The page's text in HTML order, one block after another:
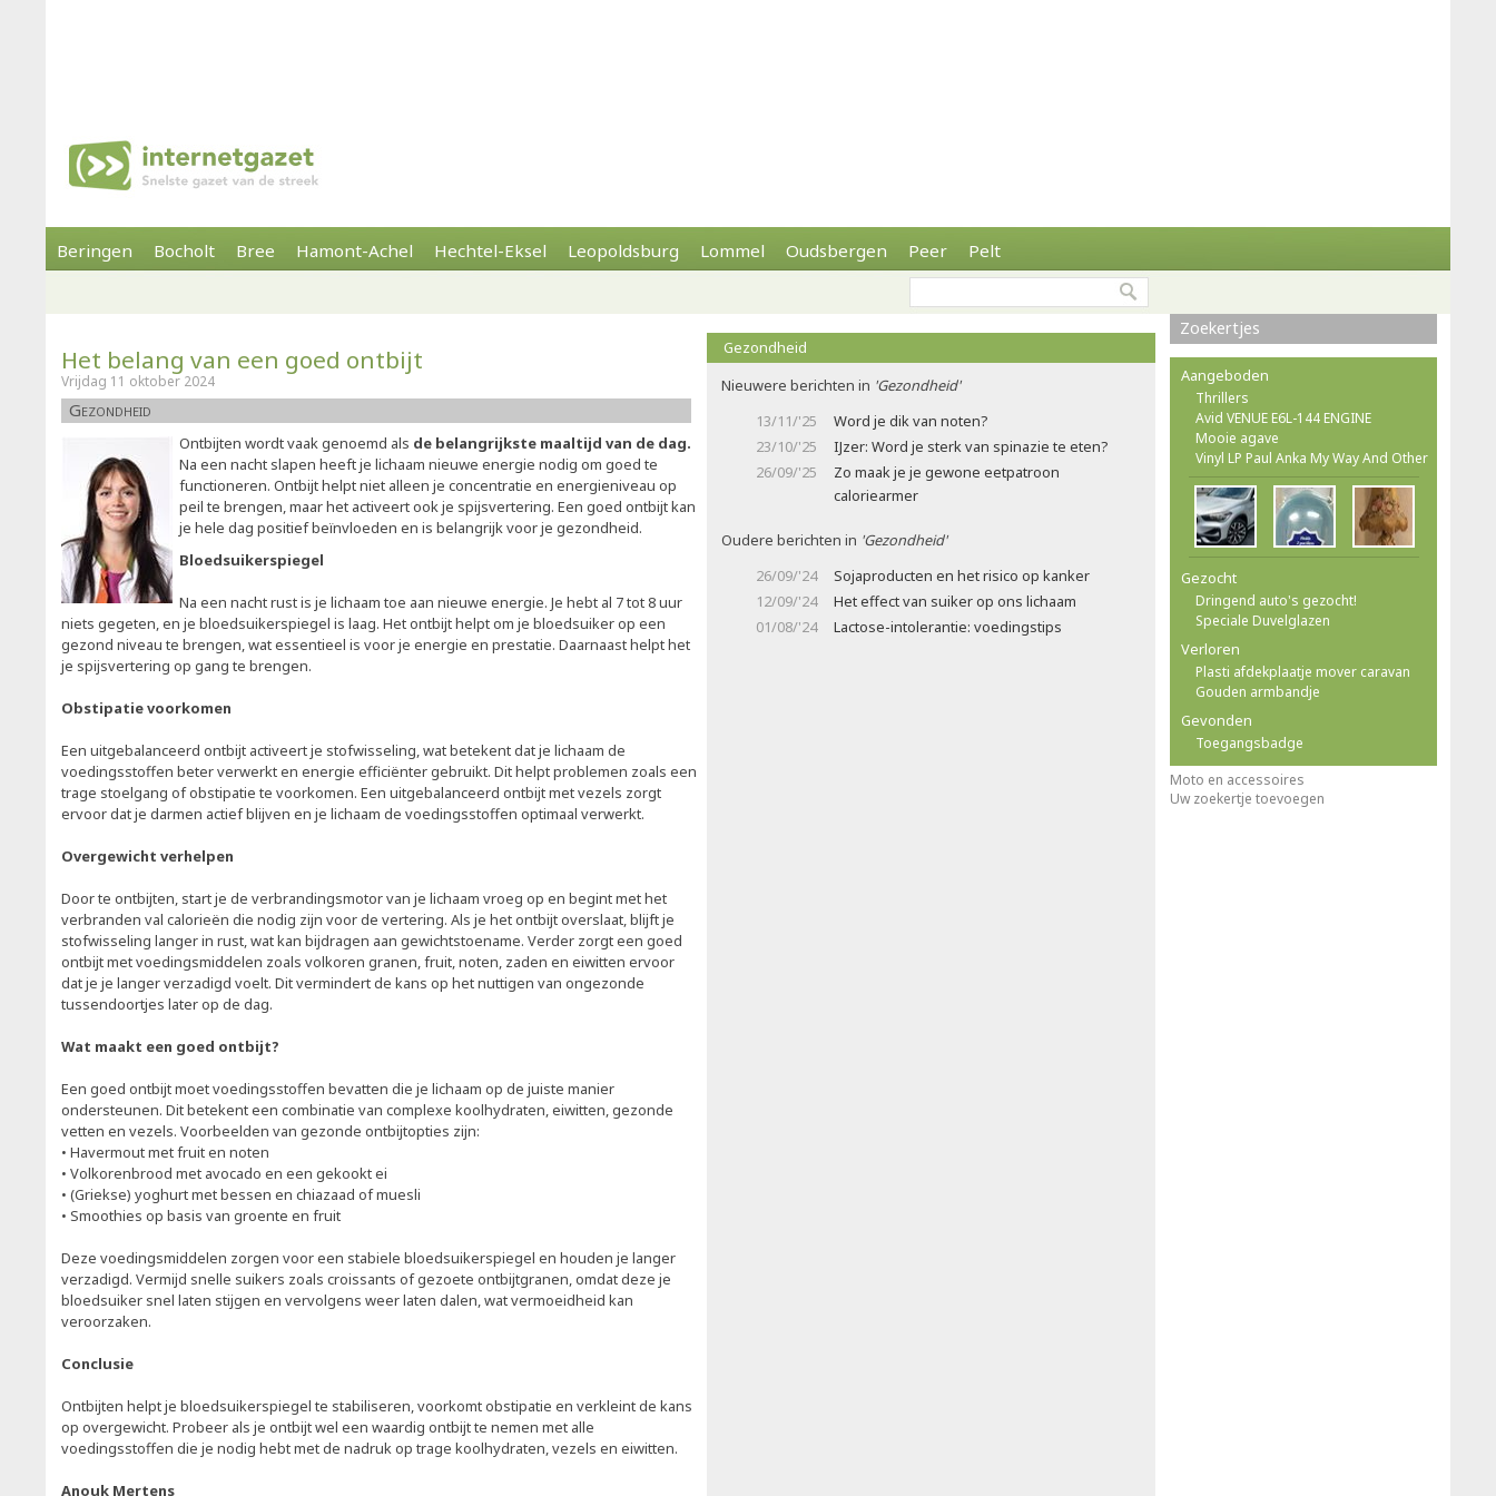
Beringen Bocholt Bree Hamont-Achel Hechtel-Eksel Leopoldsburg Lommel Oudsbergen Peer Pelt
Het belang van een goed ontbijt
Vrijdag 11 oktober 2024
Gezondheid
Ontbijten wordt vaak genoemd als de belangrijkste maaltijd van de dag.
Na een nacht slapen heeft je lichaam nieuwe energie nodig om goed te
functioneren. Ontbijt helpt niet alleen je concentratie en energieniveau op
peil te brengen, maar het activeert ook je spijsvertering. Een goed ontbijt kan
je hele dag positief beïnvloeden en is belangrijk voor je gezondheid.
Bloedsuikerspiegel
Na een nacht rust is je lichaam toe aan nieuwe energie. Je hebt al 7 tot 8 uur
niets gegeten, en je bloedsuikerspiegel is laag. Het ontbijt helpt om je bloedsuiker op een
gezond niveau te brengen, wat essentieel is voor je energie en prestatie. Daarnaast helpt het
je spijsvertering op gang te brengen.
Obstipatie voorkomen
Een uitgebalanceerd ontbijt activeert je stofwisseling, wat betekent dat je lichaam de
voedingsstoffen beter verwerkt en energie efficiënter gebruikt. Dit helpt problemen zoals een
trage stoelgang of obstipatie te voorkomen. Een uitgebalanceerd ontbijt met vezels zorgt
ervoor dat je darmen actief blijven en je lichaam de voedingsstoffen optimaal verwerkt.
Overgewicht verhelpen
Door te ontbijten, start je de verbrandingsmotor van je lichaam vroeg op en begint met het
verbranden val calorieën die nodig zijn voor de vertering. Als je het ontbijt overslaat, blijft je
stofwisseling langer in rust, wat kan bijdragen aan gewichtstoename. Verder zorgt een goed
ontbijt met voedingsmiddelen zoals volkoren granen, fruit, noten, zaden en eiwitten ervoor
dat je je langer verzadigd voelt. Dit vermindert de kans op het nuttigen van ongezonde
tussendoortjes later op de dag.
Wat maakt een goed ontbijt?
Een goed ontbijt moet voedingsstoffen bevatten die je lichaam op de juiste manier
ondersteunen. Dit betekent een combinatie van complexe koolhydraten, eiwitten, gezonde
vetten en vezels. Voorbeelden van gezonde ontbijtopties zijn:
• Havermout met fruit en noten
• Volkorenbrood met avocado en een gekookt ei
• (Griekse) yoghurt met bessen en chiazaad of muesli
• Smoothies op basis van groente en fruit
Deze voedingsmiddelen zorgen voor een stabiele bloedsuikerspiegel en houden je langer
verzadigd. Vermijd snelle suikers zoals croissants of gezoete ontbijtgranen, omdat deze je
bloedsuiker snel laten stijgen en vervolgens weer laten dalen, wat vermoeidheid kan
veroorzaken.
Conclusie
Ontbijten helpt je bloedsuikerspiegel te stabiliseren, voorkomt obstipatie en verkleint de kans
op overgewicht. Probeer als je ontbijt wel een waardig ontbijt te nemen met alle
voedingsstoffen die je nodig hebt met de nadruk op trage koolhydraten, vezels en eiwitten.
Anouk Mertens
Gezondheid
Nieuwere berichten in 'Gezondheid'
13/11/'25
Word je dik van noten?
23/10/'25
IJzer: Word je sterk van spinazie te eten?
26/09/'25
Zo maak je je gewone eetpatroon
caloriearmer
Oudere berichten in 'Gezondheid'
26/09/'24
Sojaproducten en het risico op kanker
12/09/'24
Het effect van suiker op ons lichaam
01/08/'24
Lactose-intolerantie: voedingstips
Zoekertjes
Aangeboden
Thrillers
Avid VENUE E6L-144 ENGINE
Mooie agave
Vinyl LP Paul Anka My Way And Other
Gezocht
Dringend auto's gezocht!
Speciale Duvelglazen
Verloren
Plasti afdekplaatje mover caravan
Gouden armbandje
Gevonden
Toegangsbadge
Moto en accessoires
Uw zoekertje toevoegen